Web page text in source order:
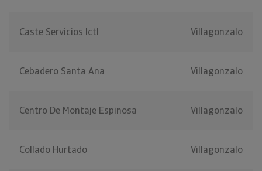
Caste Servicios Ictl Villagonzalo
Cebadero Santa Ana Villagonzalo
Centro De Montaje Espinosa Villagonzalo
Collado Hurtado Villagonzalo